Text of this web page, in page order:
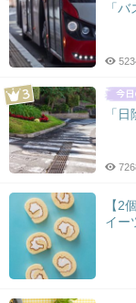
「
「
【2
イー